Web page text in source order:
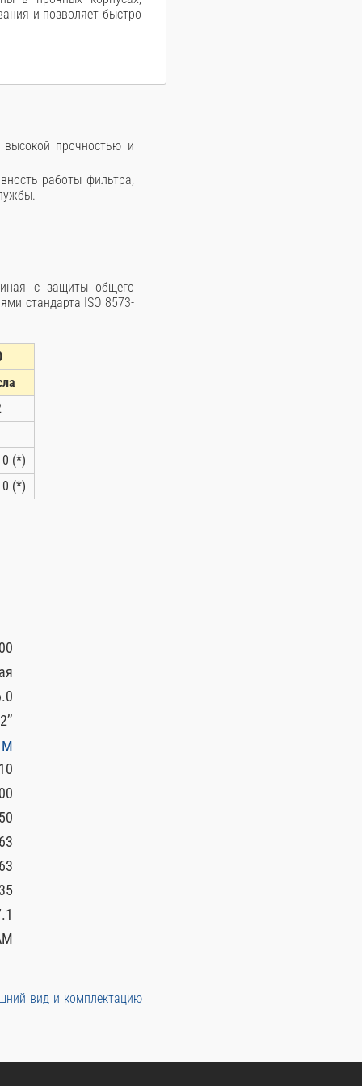
и позволяет быстро
высокой прочностью и
работы фильтра,
с защиты общего
стандарта ISO 8573-
0 (*)
0 (*)
2’’
вид и комплектацию